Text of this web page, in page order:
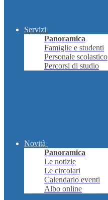
Servizi
Panoramica
Famiglie e studenti
Personale scolastico
Percorsi di studio
Novità
Panoramica
Le notizie
Le circolari
Calendario eventi
Albo online